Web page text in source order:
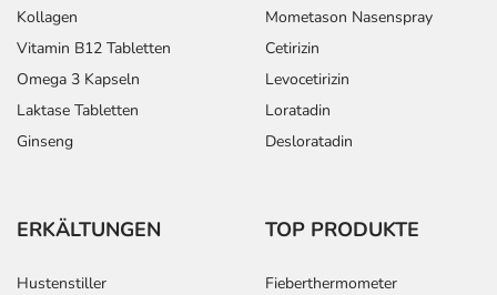
Kollagen
Vitamin B12 Tabletten
Omega 3 Kapseln
Laktase Tabletten
Ginseng
Mometason Nasenspray
Cetirizin
Levocetirizin
Loratadin
Desloratadin
ERKÄLTUNGEN
Hustenstiller
TOP PRODUKTE
Fieberthermometer